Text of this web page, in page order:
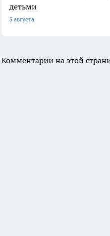
детьми
5 августа
Комментарии на этой